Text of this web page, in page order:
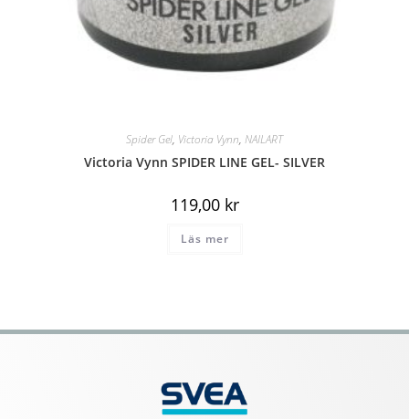
Spider Gel, Victoria Vynn, NAILART
Victoria Vynn SPIDER LINE GEL- SILVER
119,00 kr
Läs mer